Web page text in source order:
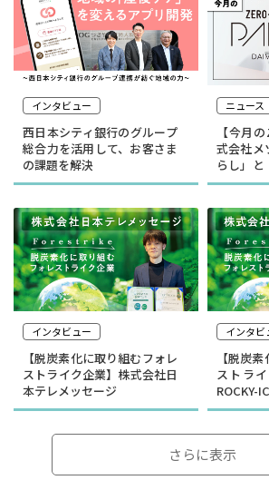
インタビュー
西日本シティ銀行のグループ
総合力を活用して、お客さま
の課題を解決
ニュース
【今月
式会社メ
らし」と
する
インタビュー
【脱炭素化に取り組むフォレ
ストライク企業】株式会社日
本テレメッセージ
インタビ
【脱炭
ストラ
ROCKY-
さらに表示